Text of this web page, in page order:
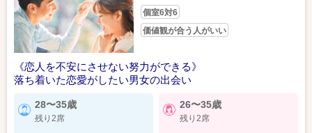
個室6対6
価値観が合う人がいい
《恋人を不安にさせない努力ができる》
落ち着いた恋愛がしたい男女の出会い
28〜35歳
残り2席
26〜35歳
残り2席